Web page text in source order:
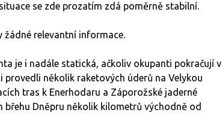
se zde prozatím zdá poměrně stabilní.
relevantní informace.
je i nadále statická, ačkoliv okupanti pokračují v
několik raketových úderů na Velykou
tras k Enerhodaru a Záporožské jaderné
břehu Dněpru několik kilometrů východně od